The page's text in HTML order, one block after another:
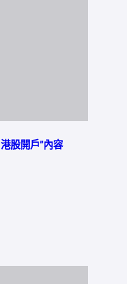
股開戶”內容